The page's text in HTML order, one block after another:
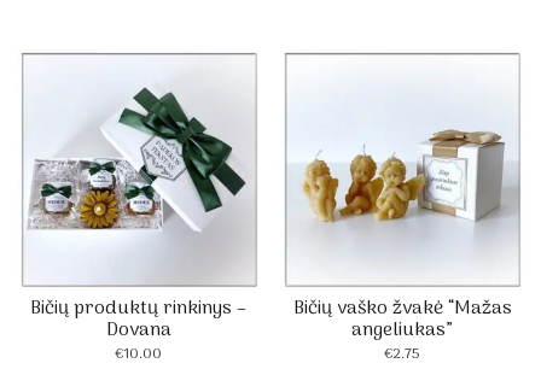
Bičių produktų rinkinys –
Dovana
€10.00
Bičių vaško žvakė “Mažas
angeliukas”
€2.75